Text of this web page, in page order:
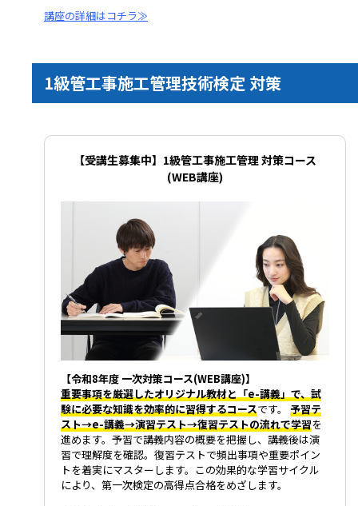
講座の詳細はコチラ≫
1級管工事施工管理技術検定 対策
【受講生募集中】1級管工事施工管理 対策コース
(WEB講座)
【令和8年度 一次対策コース(WEB講座)】
重要事項を厳選したオリジナル教材と「e-講義」で、試
験に必要な知識を効率的に習得するコースです。 予習テ
スト→e-講義→演習テスト→復習テストの流れで学習を
進めます。予習で講義内容の概要を把握し、講義後は演
習で理解度を確認。復習テストで頻出事項や重要ポイン
トを着実にマスターします。この効果的な学習サイクル
により、第一次検定の高得点合格をめざします。